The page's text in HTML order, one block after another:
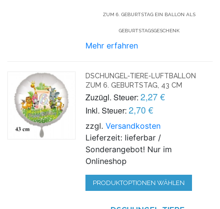
ZUM 6. GEBURTSTAG EIN BALLON ALS
GEBURTSTAGSGESCHENK
Mehr erfahren
DSCHUNGEL-TIERE-LUFTBALLON
ZUM 6. GEBURTSTAG, 43 CM
Zuzügl. Steuer: 2,27 €
Inkl. Steuer: 2,70 €
zzgl.Versandkosten
Lieferzeit: lieferbar /
Sonderangebot! Nur im
Onlineshop
PRODUKTOPTIONEN WÄHLEN